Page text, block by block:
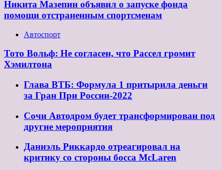
Никита Мазепин объявил о запуске фонда
помощи отстраненным спортсменам
Автоспорт
Тото Вольф: Не согласен, что Рассел громит
Хэмилтона
Глава ВТБ: Формула 1 притырила деньги
за Гран При России-2022
Сочи Автодром будет трансформирован под
другие мероприятия
Даниэль Риккардо отреагировал на
критику со стороны босса McLaren